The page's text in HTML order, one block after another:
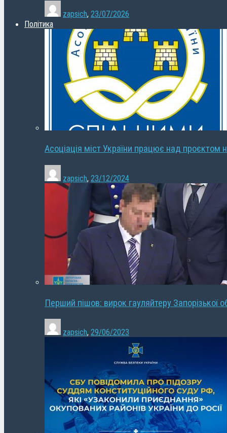
zapsich, 23/07/2026
Політика
Асоціація міст України працює над проєктом
zapsich, 23/12/2024
Перший пішов: вирок гауляйтеру Запорізької
zapsich, 29/06/2023